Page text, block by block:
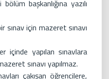
başkanlığına yazılı
sınav için mazeret sınavı
içinde yapılan sınavlara
sınavı yapılmaz.
çakışan öğrencilere,